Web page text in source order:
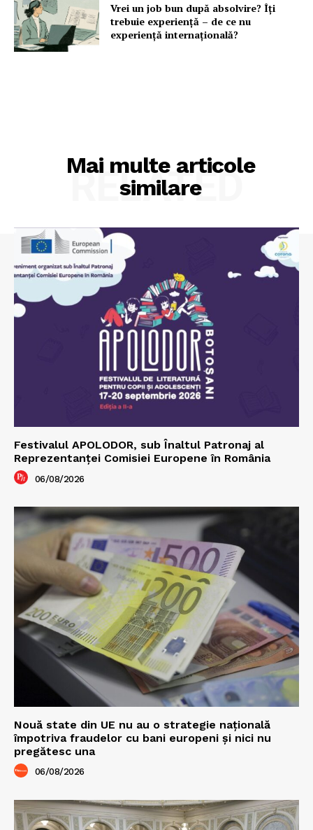
Vrei un job bun după absolvire? Îți
trebuie experiență – de ce nu
experiență internațională?
Mai multe articole
similare
RELATED
Festivalul APOLODOR, sub Înaltul Patronaj al
Reprezentanței Comisiei Europene în România
06/08/2026
Nouă state din UE nu au o strategie națională
împotriva fraudelor cu bani europeni și nici nu
pregătesc una
06/08/2026